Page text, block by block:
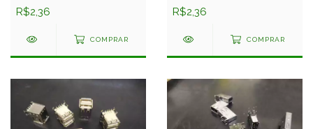
R$2,36
COMPRAR
R$2,36
COMPRAR